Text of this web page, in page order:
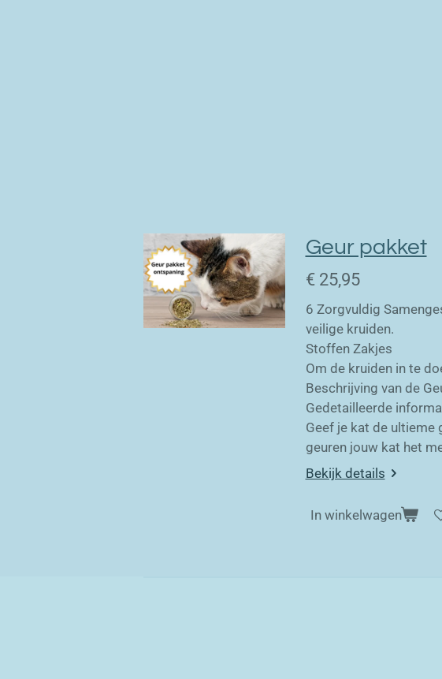
Geur pakket
€ 25,95
6 Zorgvuldig
veilige kruiden.
Stoffen Zakjes
Om de kruiden in te
Beschrijving van de
Gedetailleerde
Geef je kat de ultieme
geuren jouw kat het
Bekijk details
In winkelwagen